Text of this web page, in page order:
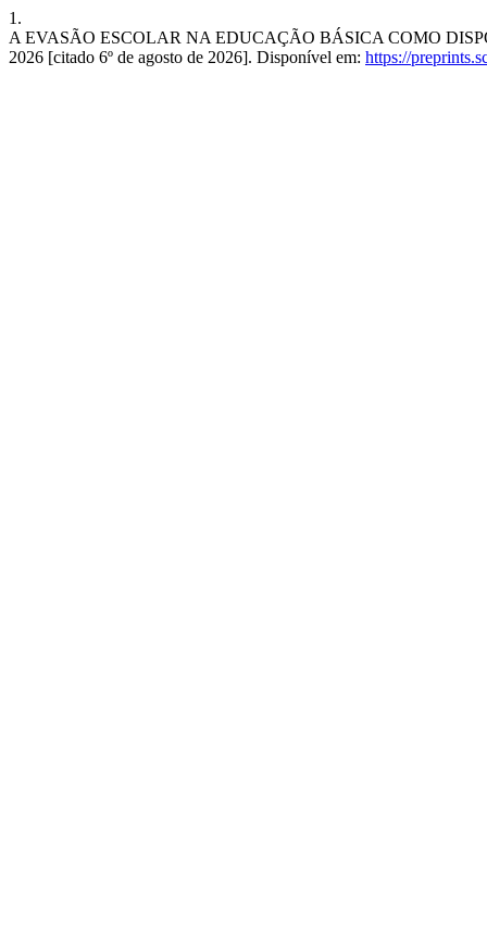
1.
A EVASÃO ESCOLAR NA EDUCAÇÃO BÁSICA COMO
2026 [citado 6º de agosto de 2026]. Disponível em: https://